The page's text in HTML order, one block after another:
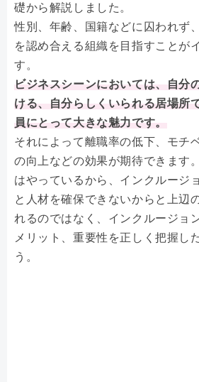
礎から解説しました。
性別、年齢、国籍などに囚われず
を認め合える組織を目指すことが
す。
ビジネスシーンにおいては、自分
ける、自分らしくいられる居場所
員にとって大きな魅力です。
それによって離職率の低下、モチ
の向上などの効果が期待できます。
はやっているから、インクルージ
と人材を確保できないからと上辺
れるのではなく、インクルージョ
メリット、重要性を正しく把握し
う。